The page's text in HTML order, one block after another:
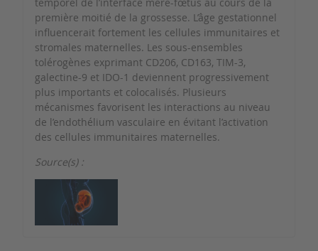
première moitié de la grossesse. L’âge gestationnel
influencerait fortement les cellules immunitaires et
stromales maternelles. Les sous-ensembles
tolérogènes exprimant CD206, CD163, TIM-3,
galectine-9 et IDO-1 deviennent progressivement
plus importants et colocalisés. Plusieurs
mécanismes favorisent les interactions au niveau
de l’endothélium vasculaire en évitant l’activation
des cellules immunitaires maternelles.
Source(s) :